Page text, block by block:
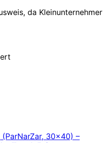
da Kleinunternehmer
30×40) –